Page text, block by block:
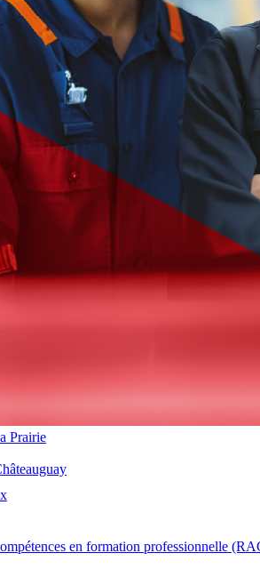
Prairie
en formation professionnelle